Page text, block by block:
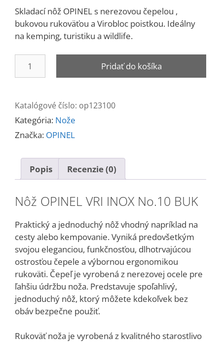
Skladací nôž OPINEL s nerezovou čepelou ,
bukovou rukoväťou a Virobloc poistkou. Ideálny
na kemping, turistiku a wildlife.
No.10
Pridať do košíka
Katalógové číslo: op123100
Kategória: Nože
Značka: OPINEL
Popis Recenzie (0)
Nôž OPINEL VRI INOX No.10 BUK
Praktický a jednoduchý nôž vhodný napríklad na
cesty alebo kempovanie. Vyniká predovšetkým
svojou eleganciou, funkčnosťou, dlhotrvajúcou
ostrosťou čepele a výbornou ergonomikou
rukoväti. Čepeľ je vyrobená z nerezovej ocele pre
ľahšiu údržbu noža. Predstavuje spoľahlivý,
jednoduchý nôž, ktorý môžete kdekoľvek bez
obáv bezpečne použiť.
Rukoväť noža je vyrobená z kvalitného starostlivo